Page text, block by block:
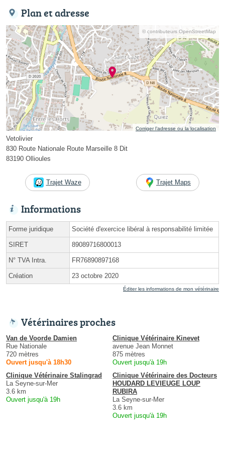
Plan et adresse
© contributeurs OpenStreetMap
Corriger l’adresse ou la localisation
Vetolivier
830 Route Nationale Route Marseille 8 Dit
83190 Ollioules
Trajet Waze Trajet Maps
Informations
Forme juridique Société d'exercice libéral à responsabilité limitée
SIRET 89089716800013
N° TVA Intra. FR76890897168
Création 23 octobre 2020
Éditer les informations de mon vétérinaire
Vétérinaires proches
Van de Voorde Damien
Rue Nationale
720 mètres
Ouvert jusqu'à 18h30
Clinique Vétérinaire Kinevet
avenue Jean Monnet
875 mètres
Ouvert jusqu'à 19h
Clinique Vétérinaire Stalingrad
La Seyne-sur-Mer
3.6 km
Ouvert jusqu'à 19h
Clinique Vétérinaire des Docteurs
HOUDARD LEVIEUGE LOUP
RUBIRA
La Seyne-sur-Mer
3.6 km
Ouvert jusqu'à 19h